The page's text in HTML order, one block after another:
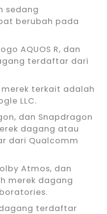
sedang
berubah pada
AQUOS R, dan
terdaftar dari
terkait adalah
LLC.
dan Snapdragon
dagang atau
dari Qualcomm
Atmos, dan
merek dagang
terdaftar